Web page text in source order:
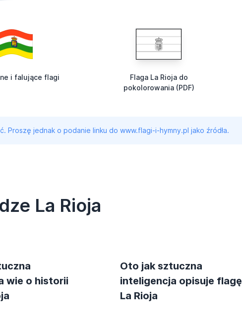
i falujące flagi
Flaga La Rioja do
pokolorowania (PDF)
jednak o podanie linku do www.flagi-i-hymny.pl jako źródła.
La Rioja
wie o historii
Oto jak sztuczna
inteligencja opisuje flagę
La Rioja